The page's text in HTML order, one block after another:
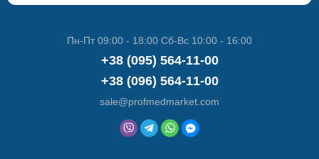
Пн-Пт 09:00 - 18:00 Сб-Вс 10:00 - 16:00
+38 (095) 564-11-00
+38 (096) 564-11-00
sale@profmedmarket.com